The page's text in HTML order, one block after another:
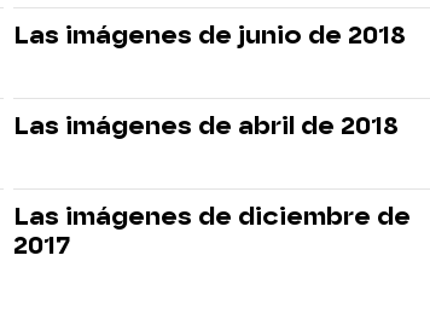
Las imágenes de junio de 2018
Las imágenes de abril de 2018
Las imágenes de diciembre de
2017